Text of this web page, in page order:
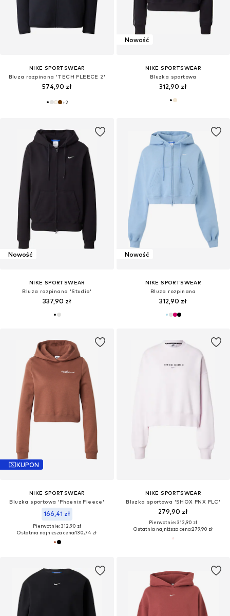
NIKE SPORTSWEAR
Bluza rozpinana 'TECH FLEECE 2'
574,90 zł
+2
Nowość
NIKE SPORTSWEAR
Bluzka sportowa
312,90 zł
Nowość
NIKE SPORTSWEAR
Bluza rozpinana 'Studio'
337,90 zł
Nowość
NIKE SPORTSWEAR
Bluza rozpinana
312,90 zł
KUPON
NIKE SPORTSWEAR
Bluzka sportowa 'Phoenix Fleece'
166,41 zł
Pierwotnie: 312,90 zł
Ostatnia najniższa cena:130,74 zł
NIKE SPORTSWEAR
Bluzka sportowa 'SHOX PNX FLC'
279,90 zł
Pierwotnie: 312,90 zł
Ostatnia najniższa cena:279,90 zł